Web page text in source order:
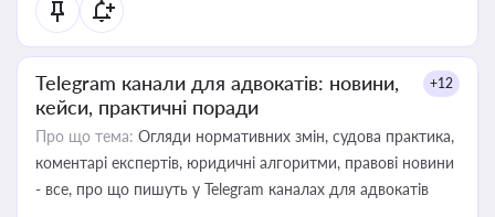
Telegram канали для адвокатів: новини,
кейси, практичні поради
+12
Про що тема: Огляди нормативних змін, судова практика,
коментарі експертів, юридичні алгоритми, правові новини
- все, про що пишуть у Telegram каналах для адвокатів